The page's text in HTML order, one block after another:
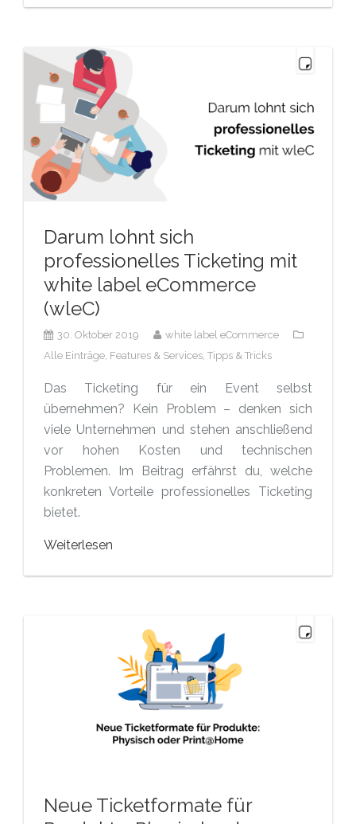
Darum lohnt sich
professionelles Ticketing mit
white label eCommerce
(wleC)
30. Oktober 2019
white label eCommerce
Alle Einträge, Features & Services, Tipps & Tricks
Das Ticketing für ein Event selbst
übernehmen? Kein Problem – denken sich
viele Unternehmen und stehen anschließend
vor hohen Kosten und technischen
Problemen. Im Beitrag erfährst du, welche
konkreten Vorteile professionelles Ticketing
bietet.
Weiterlesen
Neue Ticketformate für